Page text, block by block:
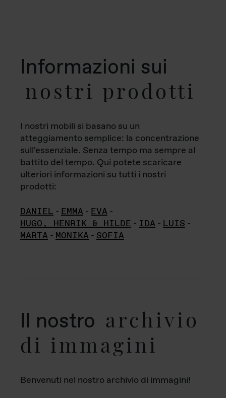
Informazioni sui
nostri prodotti
I nostri mobili si basano su un
atteggiamento semplice: la concentrazione
sull'essenziale. Senza tempo ma sempre al
battito del tempo. Qui potete scaricare
ulteriori informazioni su tutti i nostri
prodotti:
DANIEL - EMMA - EVA -
HUGO, HENRIK & HILDE - IDA - LUIS -
MARTA - MONIKA - SOFIA
Il nostro archivio
di immagini
Benvenuti nel nostro archivio di immagini!